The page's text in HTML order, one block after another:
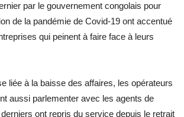
par le gouvernement congolais pour
de la pandémie de Covid-19 ont accentué
qui peinent à faire face à leurs
liée à la baisse des affaires, les opérateurs
aussi parlementer avec les agents de
ont repris du service depuis le retrait